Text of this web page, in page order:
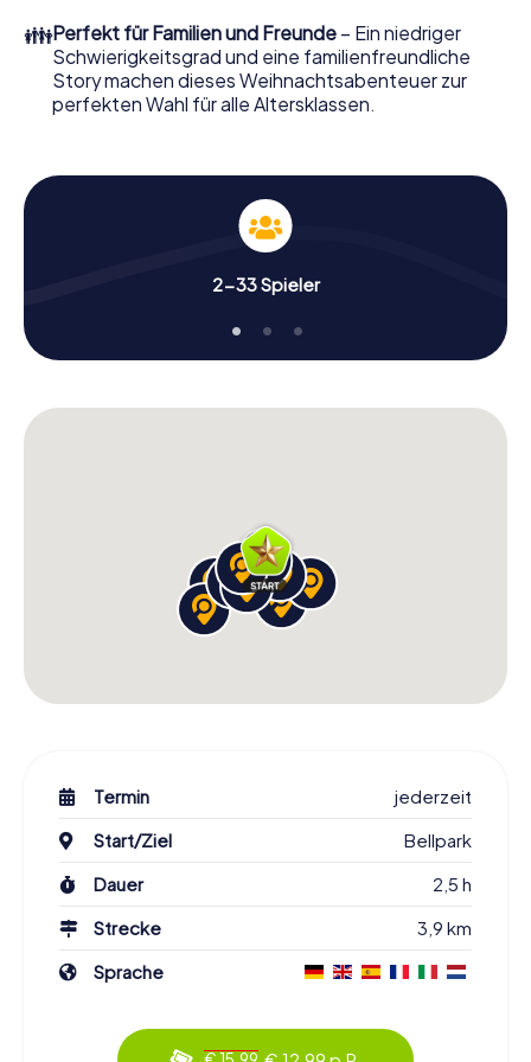
Weihnachtsthematik. Gönnen Sie Ihren Kollegen also
einen unvergesslichen Ausklang des Jahres und planen Sie
unser X-Mas Adventure als Programmpunkt Ihrer
Weihnachtsfeier in Kriens ein!
👪Perfekt für Familien und Freunde – Ein niedriger
Schwierigkeitsgrad und eine familienfreundliche
Story machen dieses Weihnachtsabenteuer zur
perfekten Wahl für alle Altersklassen.
2-33 Spieler
Termin
jederzeit
Start/Ziel
Bellpark
Dauer
2,5 h
Strecke
3,9 km
Sprache